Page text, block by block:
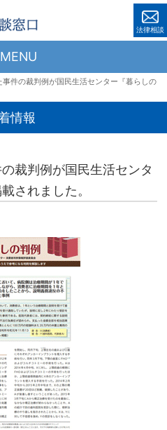
法律相談
MENU
事件の裁判例が国民生活センター『暮らしの
情報
裁判例が国民生活センタ
されました。